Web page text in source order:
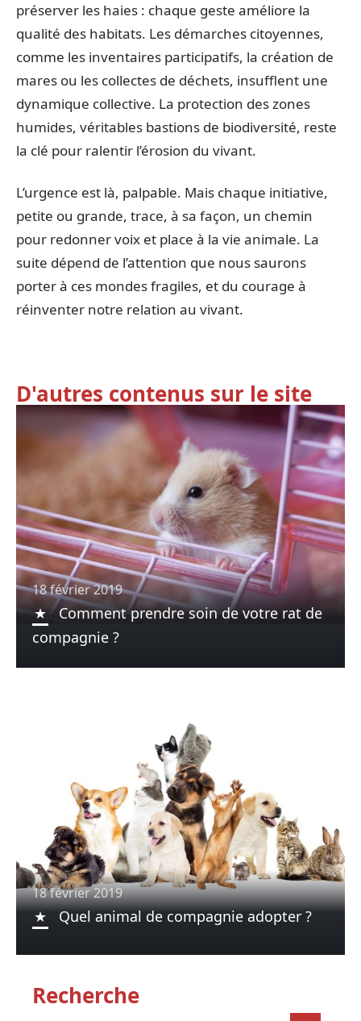
préserver les haies : chaque geste améliore la
qualité des habitats. Les démarches citoyennes,
comme les inventaires participatifs, la création de
mares ou les collectes de déchets, insufflent une
dynamique collective. La protection des zones
humides, véritables bastions de biodiversité, reste
la clé pour ralentir l’érosion du vivant.
L’urgence est là, palpable. Mais chaque initiative,
petite ou grande, trace, à sa façon, un chemin
pour redonner voix et place à la vie animale. La
suite dépend de l’attention que nous saurons
porter à ces mondes fragiles, et du courage à
réinventer notre relation au vivant.
D'autres contenus sur le site
18 février 2019
Comment prendre soin de votre rat de
compagnie ?
18 février 2019
Quel animal de compagnie adopter ?
Recherche